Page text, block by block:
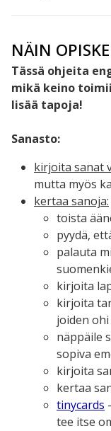
NÄIN
Tässä ohjeita
mikä keino
lisää tapoja!
Sanasto:
kirjoita sanat
mutta myös
kertaa sanoja:
toista
pyydä,
palauta
kirjoita
kirjoita
joiden
näppäile
sopiva
kirjoita
kertaa
tinycards
tee itse